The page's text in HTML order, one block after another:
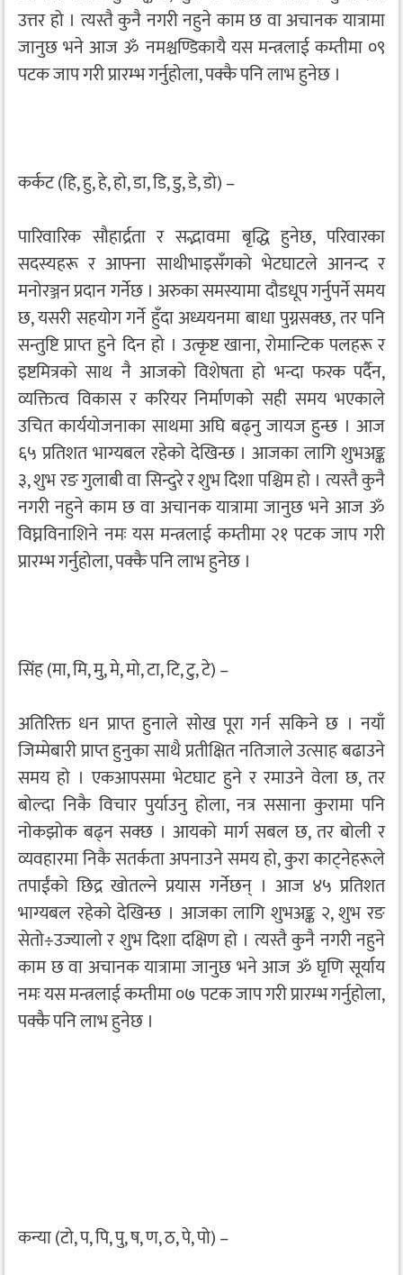
उत्तर हो । त्यस्तै कुनै नगरी नहुने काम छ वा अचानक यात्रामा
जानुछ भने आज ॐ नमश्चण्डिकायै यस मन्त्रलाई कम्तीमा ०९
पटक जाप गरी प्रारम्भ गर्नुहोला, पक्कै पनि लाभ हुनेछ ।
कर्कट (हि, हु, हे, हो, डा, डि, डु, डे, डो) –
पारिवारिक सौहार्द्रता र सद्भावमा बृद्धि हुनेछ, परिवारका
सदस्यहरू र आफ्ना साथीभाइसँगको भेटघाटले आनन्द र
मनोरञ्जन प्रदान गर्नेछ । अरुका समस्यामा दौडधूप गर्नुपर्ने समय
छ, यसरी सहयोग गर्ने हुँदा अध्ययनमा बाधा पुग्नसक्छ, तर पनि
सन्तुष्टि प्राप्त हुने दिन हो । उत्कृष्ट खाना, रोमान्टिक पलहरू र
इष्टमित्रको साथ नै आजको विशेषता हो भन्दा फरक पर्दैन,
व्यक्तित्व विकास र करियर निर्माणको सही समय भएकाले
उचित कार्ययोजनाका साथमा अघि बढ्नु जायज हुन्छ । आज
६५ प्रतिशत भाग्यबल रहेको देखिन्छ । आजका लागि शुभअङ्क
३, शुभ रङ गुलाबी वा सिन्दुरे र शुभ दिशा पश्चिम हो । त्यस्तै कुनै
नगरी नहुने काम छ वा अचानक यात्रामा जानुछ भने आज ॐ
विघ्नविनाशिने नमः यस मन्त्रलाई कम्तीमा २१ पटक जाप गरी
प्रारम्भ गर्नुहोला, पक्कै पनि लाभ हुनेछ ।
सिंह (मा, मि, मु, मे, मो, टा, टि, टु, टे) –
अतिरिक्त धन प्राप्त हुनाले सोख पूरा गर्न सकिने छ । नयाँ
जिम्मेबारी प्राप्त हुनुका साथै प्रतीक्षित नतिजाले उत्साह बढाउने
समय हो । एकआपसमा भेटघाट हुने र रमाउने वेला छ, तर
बोल्दा निकै विचार पुर्याउनु होला, नत्र ससाना कुरामा पनि
नोकझोक बढ्न सक्छ । आयको मार्ग सबल छ, तर बोली र
व्यवहारमा निकै सतर्कता अपनाउने समय हो, कुरा काट्नेहरूले
तपाईंको छिद्र खोतल्ने प्रयास गर्नेछन् । आज ४५ प्रतिशत
भाग्यबल रहेको देखिन्छ । आजका लागि शुभअङ्क २, शुभ रङ
सेतो÷उज्यालो र शुभ दिशा दक्षिण हो । त्यस्तै कुनै नगरी नहुने
काम छ वा अचानक यात्रामा जानुछ भने आज ॐ घृणि सूर्याय
नमः यस मन्त्रलाई कम्तीमा ०७ पटक जाप गरी प्रारम्भ गर्नुहोला,
पक्कै पनि लाभ हुनेछ ।
कन्या (टो, प, पि, पु, ष, ण, ठ, पे, पो) –